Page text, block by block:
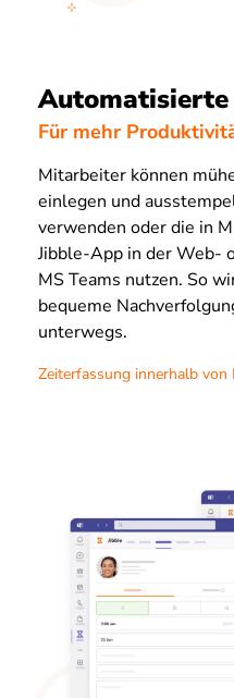
Für mehr
Mitarbeiter können
einlegen und
verwenden oder die in
Jibble-App in der Web-
MS Teams nutzen. So
bequeme
unterwegs.
Zeiterfassung innerhalb von